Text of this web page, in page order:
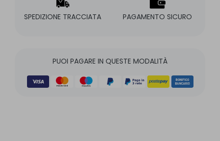
SPEDIZIONE TRACCIATA PAGAMENTO SICURO
PUOI PAGARE IN QUESTE MODALITÀ